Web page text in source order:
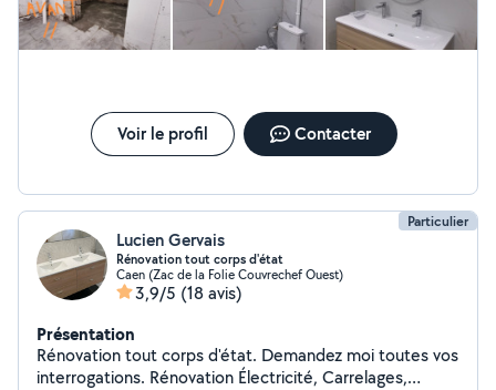
Voir le profil Contacter
Particulier
Lucien Gervais
Rénovation tout corps d'état
Caen (Zac de la Folie Couvrechef Ouest)
3,9/5 (18 avis)
Présentation
Rénovation tout corps d'état. Demandez moi toutes vos
interrogations. Rénovation Électricité, Carrelages,